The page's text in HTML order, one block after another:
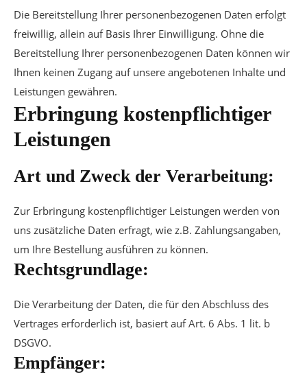
Die Bereitstellung Ihrer personenbezogenen Daten erfolgt
freiwillig, allein auf Basis Ihrer Einwilligung. Ohne die
Bereitstellung Ihrer personenbezogenen Daten können wir
Ihnen keinen Zugang auf unsere angebotenen Inhalte und
Leistungen gewähren.
Erbringung kostenpflichtiger
Leistungen
Art und Zweck der Verarbeitung:
Zur Erbringung kostenpflichtiger Leistungen werden von
uns zusätzliche Daten erfragt, wie z.B. Zahlungsangaben,
um Ihre Bestellung ausführen zu können.
Rechtsgrundlage:
Die Verarbeitung der Daten, die für den Abschluss des
Vertrages erforderlich ist, basiert auf Art. 6 Abs. 1 lit. b
DSGVO.
Empfänger: